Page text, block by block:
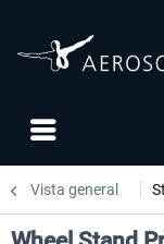
Vista general